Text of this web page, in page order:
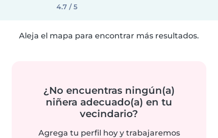
4.7 / 5
Aleja el mapa para encontrar más resultados.
¿No encuentras ningún(a)
niñera adecuado(a) en tu
vecindario?
Agrega tu perfil hoy y trabajaremos